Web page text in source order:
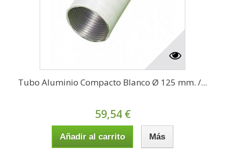
Tubo Aluminio Compacto Blanco Ø 125 mm. /...
59,54 €
Añadir al carrito Más